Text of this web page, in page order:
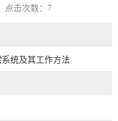
击次数： 7
统及其工作方法